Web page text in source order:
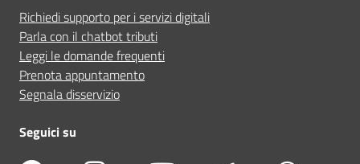
Richiedi supporto per i servizi digitali
Parla con il chatbot tributi
Leggi le domande frequenti
Prenota appuntamento
Segnala disservizio
Seguici su